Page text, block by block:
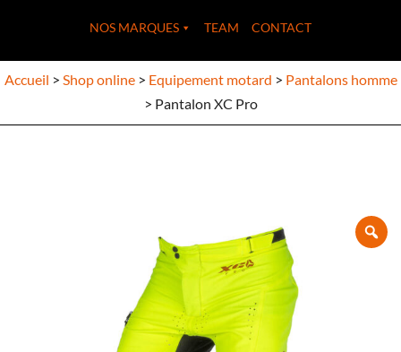
NOS MARQUES TEAM CONTACT
Accueil > Shop online> Equipement motard > Pantalons homme
> Pantalon XC Pro